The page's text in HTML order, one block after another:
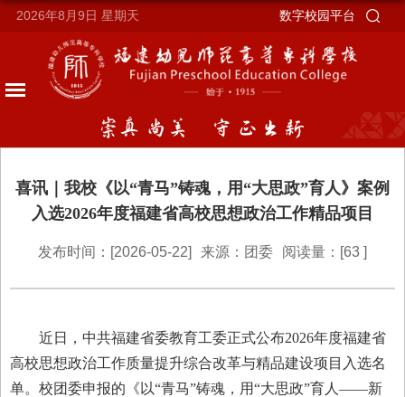
2026年8月9日 星期天 数字校园平台
喜讯｜我校《以“青马”铸魂，用“大思政”育人》案例
入选2026年度福建省高校思想政治工作精品项目
发布时间：[2026-05-22] 来源：团委 阅读量：[63 ]
近日，中共福建省委教育工委正式公布2026年度福建省
高校思想政治工作质量提升综合改革与精品建设项目入选名
单。校团委申报的《以“青马”铸魂，用“大思政”育人——新